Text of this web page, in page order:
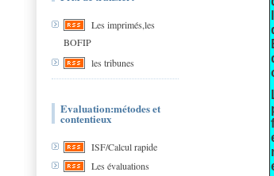
Les imprimés,les
BOFIP
les tribunes
Evaluation:métodes et
contentieux
ISF/Calcul rapide
Les évaluations